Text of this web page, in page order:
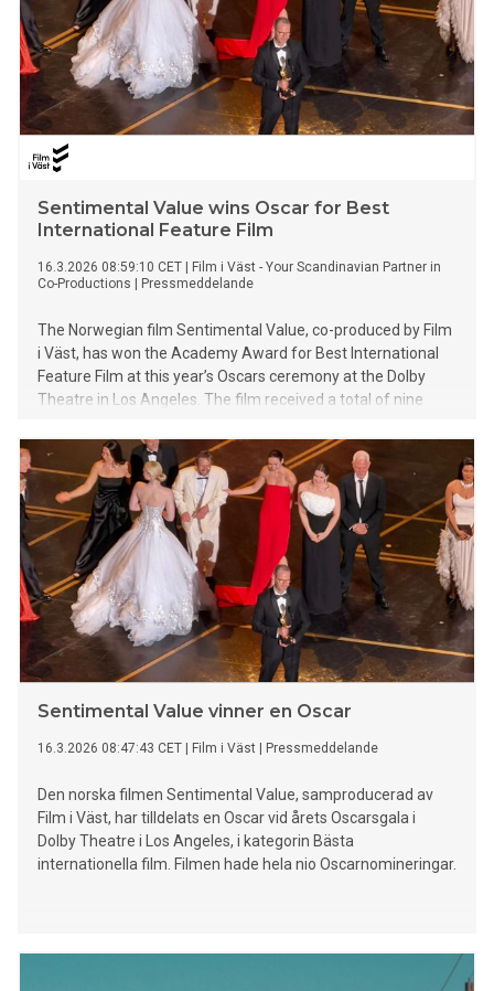
Sentimental Value wins Oscar for Best
International Feature Film
16.3.2026 08:59:10 CET
Film i Väst - Your Scandinavian Partner in
Co-Productions
Pressmeddelande
The Norwegian film Sentimental Value, co-produced by Film
i Väst, has won the Academy Award for Best International
Feature Film at this year’s Oscars ceremony at the Dolby
Theatre in Los Angeles. The film received a total of nine
Sentimental Value vinner en Oscar
16.3.2026 08:47:43 CET Film i Väst Pressmeddelande
Den norska filmen Sentimental Value, samproducerad av
Film i Väst, har tilldelats en Oscar vid årets Oscarsgala i
Dolby Theatre i Los Angeles, i kategorin Bästa
internationella film. Filmen hade hela nio Oscarnomineringar.